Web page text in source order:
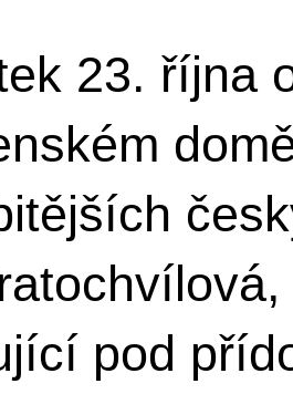
23. října
pod